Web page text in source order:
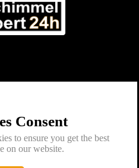
Consent
to ensure you get the best
on our website.